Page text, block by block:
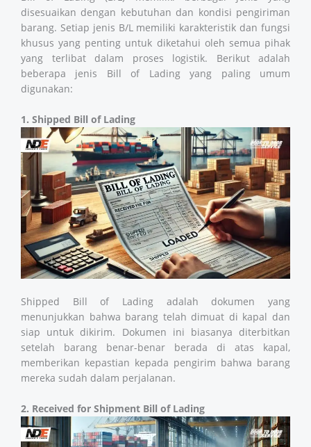
disesuaikan dengan kebutuhan dan kondisi pengiriman
barang. Setiap jenis B/L memiliki karakteristik dan fungsi
khusus yang penting untuk diketahui oleh semua pihak
yang terlibat dalam proses logistik. Berikut adalah
beberapa jenis Bill of Lading yang paling umum
digunakan:
1. Shipped Bill of Lading
Shipped Bill of Lading adalah dokumen yang
menunjukkan bahwa barang telah dimuat di kapal dan
siap untuk dikirim. Dokumen ini biasanya diterbitkan
setelah barang benar-benar berada di atas kapal,
memberikan kepastian kepada pengirim bahwa barang
mereka sudah dalam perjalanan.
2. Received for Shipment Bill of Lading